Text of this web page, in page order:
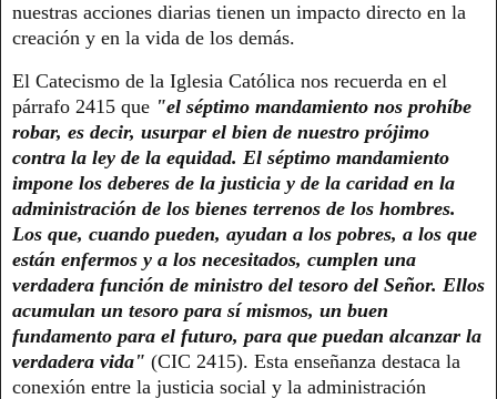
nuestras acciones diarias tienen un impacto directo en la
creación y en la vida de los demás.
El Catecismo de la Iglesia Católica nos recuerda en el
párrafo 2415 que "el séptimo mandamiento nos prohíbe
robar, es decir, usurpar el bien de nuestro prójimo
contra la ley de la equidad. El séptimo mandamiento
impone los deberes de la justicia y de la caridad en la
administración de los bienes terrenos de los hombres.
Los que, cuando pueden, ayudan a los pobres, a los que
están enfermos y a los necesitados, cumplen una
verdadera función de ministro del tesoro del Señor. Ellos
acumulan un tesoro para sí mismos, un buen
fundamento para el futuro, para que puedan alcanzar la
verdadera vida" (CIC 2415). Esta enseñanza destaca la
conexión entre la justicia social y la administración